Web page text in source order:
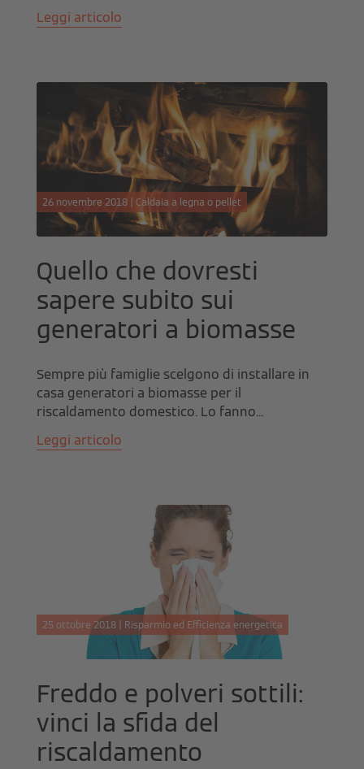
Leggi articolo
26 novembre 2018 | Caldaia a legna o pellet
Quello che dovresti
sapere subito sui
generatori a biomasse
Sempre più famiglie scelgono di installare in
casa generatori a biomasse per il
riscaldamento domestico. Lo fanno...
Leggi articolo
25 ottobre 2018 | Risparmio ed Efficienza energetica
Freddo e polveri sottili:
vinci la sfida del
riscaldamento